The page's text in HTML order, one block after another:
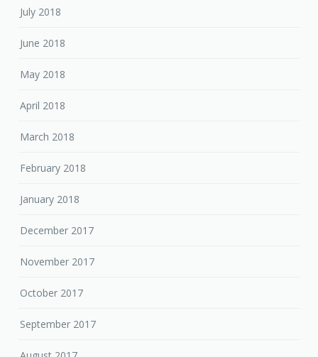
July 2018
June 2018
May 2018
April 2018
March 2018
February 2018
January 2018
December 2017
November 2017
October 2017
September 2017